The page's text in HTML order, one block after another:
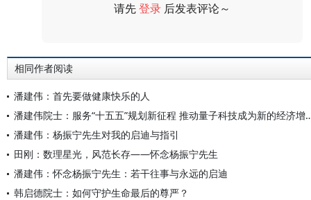
请先登录 后发表评论～
相同作者阅读
潘建伟：首先要做健康快乐的人
潘建伟院士：服务“十五五”规
潘建伟：杨振宁先生对我的启迪与指引
田刚：数理星光，风范长存——怀念杨振宁先生
潘建伟：怀念杨振宁先生：若干往事与永远的启迪
韩启德院士：如何守护生命最后的尊严？